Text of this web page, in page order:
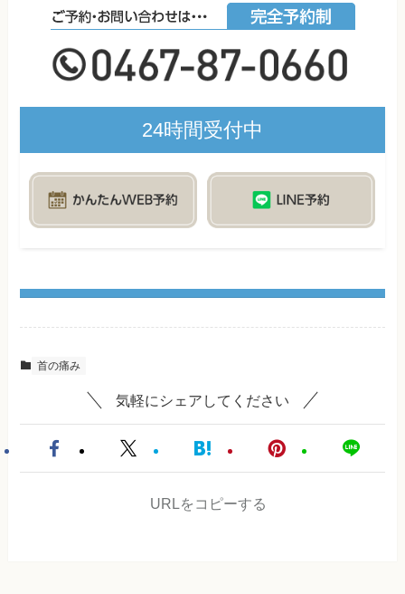
24時間受付中
首の痛み
気軽にシェアしてください
URLをコピーする